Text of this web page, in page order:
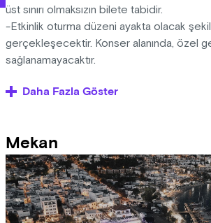
üst sınırı olmaksızın bilete tabidir.
-Etkinlik oturma düzeni ayakta olacak
gerçekleşecektir. Konser alanında, özel
sağlanamayacaktır.
-18 yaş altı katılımcılar, konsere anne ve/
-Kimliği yanında olmayan bilet sahipleri
-Festival alanında yiyecek-içecek satışı
-Organizasyon, hava koşulları sebebiyle
hakkını haizdir.
-Festival alanına profesyonel ses ve
Daha Fazla Göster
Mekan